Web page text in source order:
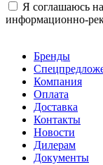
Я соглашаюсь
информационно-
Бренды
Компания
Оплата
Доставка
Контакты
Новости
Дилерам
Документы